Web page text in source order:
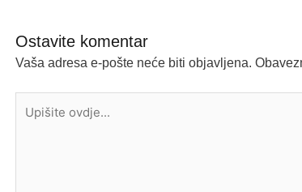
Ostavite komentar
Vaša adresa e-pošte neće biti objavljena.
ovdje...